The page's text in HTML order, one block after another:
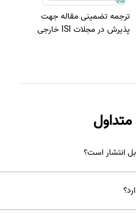
ترجمه تضمینی مقاله جهت
پذیرش در مجلات ISI خارجی
انتشار است؟
رشته فیزیک ترجمه می‌شوند و
در مجلات علمی و پژوهشی خواهد